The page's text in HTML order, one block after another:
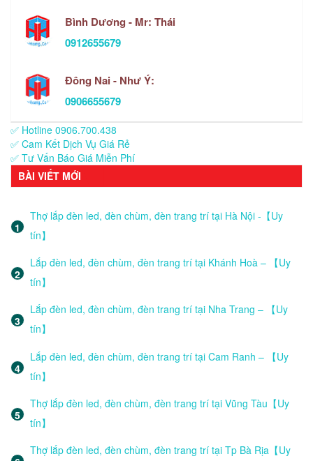
Bình Dương - Mr: Thái
0912655679
Đông Nai - Như Ý:
0906655679
✅ Hotline 0906.700.438
✅ Cam Kết Dịch Vụ Giá Rẻ
✅ Tư Vấn Báo Giá Miễn Phí
BÀI VIẾT MỚI
Thợ lắp đèn led, đèn chùm, đèn trang trí tại Hà Nội -【Uy
tín】
Lắp đèn led, đèn chùm, đèn trang trí tại Khánh Hoà – 【Uy
tín】
Lắp đèn led, đèn chùm, đèn trang trí tại Nha Trang – 【Uy
tín】
Lắp đèn led, đèn chùm, đèn trang trí tại Cam Ranh – 【Uy
tín】
Thợ lắp đèn led, đèn chùm, đèn trang trí tại Vũng Tàu【Uy
tín】
Thợ lắp đèn led, đèn chùm, đèn trang trí tại Tp Bà Rịa【Uy